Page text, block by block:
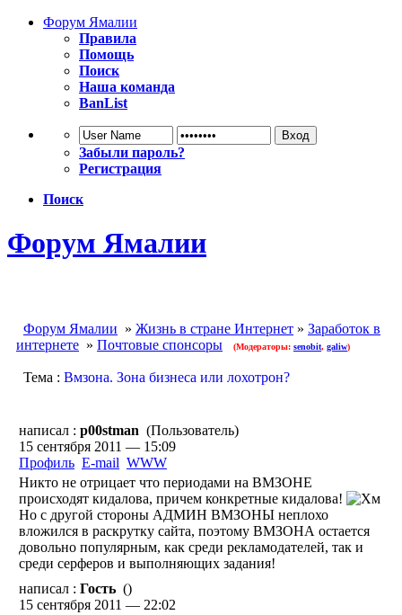
Форум Ямалии
Правила
Помощь
Поиск
Наша команда
BanList
Забыли пароль?
Регистрация
Поиск
Форум Ямалии
Форум Ямалии » Жизнь в стране Интернет » Заработок в
интернете » Почтовые спонсоры (Модераторы: senobit, galiw)
Тема : Вмзона. Зона бизнеса или лохотрон?
написал : p00stman (Пользователь)
15 сентября 2011 — 15:09
Профиль E-mail WWW
Никто не отрицает что периодами на ВМЗОНЕ
происходят кидалова, причем конкретные кидалова!
Но с другой стороны АДМИН ВМЗОНЫ неплохо
вложился в раскрутку сайта, поэтому ВМЗОНА остается
довольно популярным, как среди рекламодателей, так и
среди серферов и выполняющих задания!
написал : Гость ()
15 сентября 2011 — 22:02